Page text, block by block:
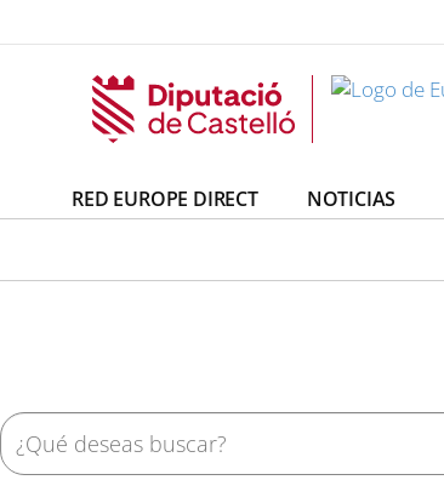
RED EUROPE DIRECT NOTICIAS